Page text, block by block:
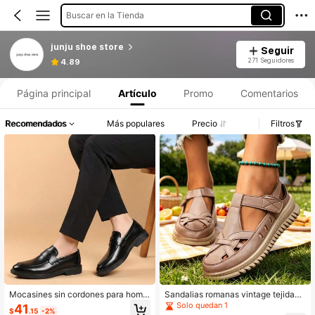
Buscar en la Tienda
junju shoe store
4.89
Seguir
271 Seguidores
Página principal Artículo Promo Comentarios
Recomendados Más populares Precio Filtros
Mocasines sin cordones para homb
re LOEIKAN, zapatos de vestir de n
$41 .15 -2%
Sandalias romanas vintage tejidas
huecas para mujer, zapatos de cuer
Solo quedan 1